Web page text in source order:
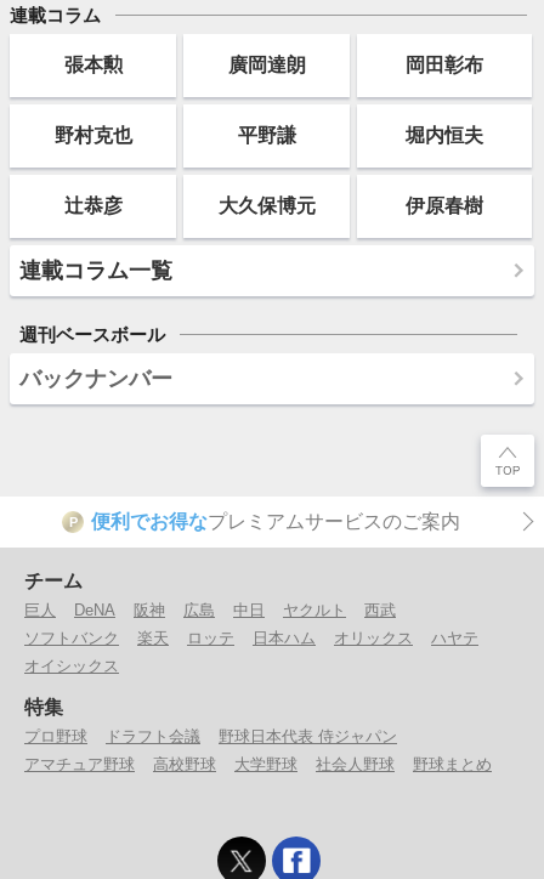
連載コラム
張本勲 廣岡達朗 岡田彰布
野村克也 平野謙 堀内恒夫
辻恭彦 大久保博元 伊原春樹
連載コラム一覧
週刊ベースボール
バックナンバー
P 便利でお得なプレミアムサービスのご案内
チーム
巨人 DeNA 阪神 広島 中日 ヤクルト
西武
ソフトバンク
楽天 ロッテ 日本ハム オリックス
ハヤテ
オイシックス
特集
プロ野球 ドラフト会議
野球日本代表 侍ジャパン
アマチュア野球
高校野球 大学野球 社会人野球 野球まとめ